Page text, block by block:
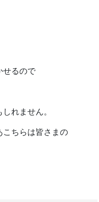
せるので
れません。
こちらは皆さまの